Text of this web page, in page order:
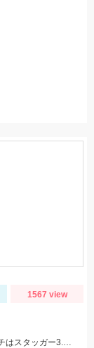
1567 view
アオリイカはデュエルEZ－Qキャストプラス3号、マゴチはスタッガー3.5インチやカバークローグランデにヒット！